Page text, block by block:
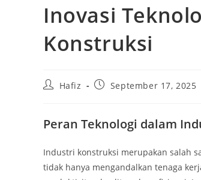
Inovasi
Konstruksi
PostHafiz
PostSeptember 17, 2025
Peran Teknologi dalam
Industri konstruksi merupakan salah
tidak hanya mengandalkan tenaga